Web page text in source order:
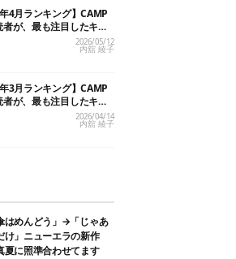
年4月ランキング】CAMP
者が、最も注目したキャ
2026/05/12
内舘 綾子
3月ランキング】CAMP
者が、最も注目したキャ
2026/04/14
内舘 綾子
はめんどう」→「じゃあ
け」ニューエラの新作
夏に照準合わせてます